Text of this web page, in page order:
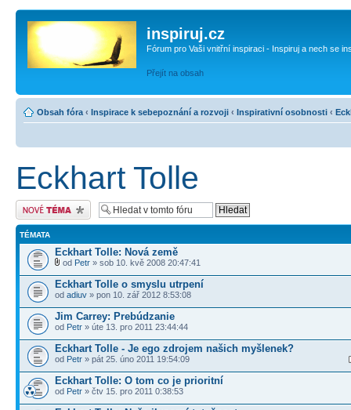
inspiruj.cz
Fórum pro Vaši vnitřní inspiraci - Inspiruj a nech se
Přejít na obsah
Obsah fóra ‹ Inspirace k sebepoznání a rozvoji ‹ Inspirativní osobnosti ‹
Eckhart Tolle
Odeslat nové téma
TÉMATA
Eckhart Tolle: Nová země
od Petr » sob 10. kvě 2008 20:47:41
Eckhart Tolle o smyslu utrpení
od adiuv » pon 10. zář 2012 8:53:08
Jim Carrey: Prebúdzanie
od Petr » úte 13. pro 2011 23:44:44
Eckhart Tolle - Je ego zdrojem našich myšlenek?
od Petr » pát 25. úno 2011 19:54:09
Eckhart Tolle: O tom co je prioritní
od Petr » čtv 15. pro 2011 0:38:53